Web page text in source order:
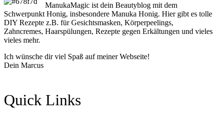
ManukaMagic ist dein Beautyblog mit dem
Schwerpunkt Honig, insbesondere Manuka Honig. Hier gibt es tolle
DIY Rezepte z.B. für Gesichtsmasken, Körperpeelings,
Zahncremes, Haarspülungen, Rezepte gegen Erkältungen und vieles
vieles mehr.
Ich wünsche dir viel Spaß auf meiner Webseite!
Dein Marcus
Quick Links